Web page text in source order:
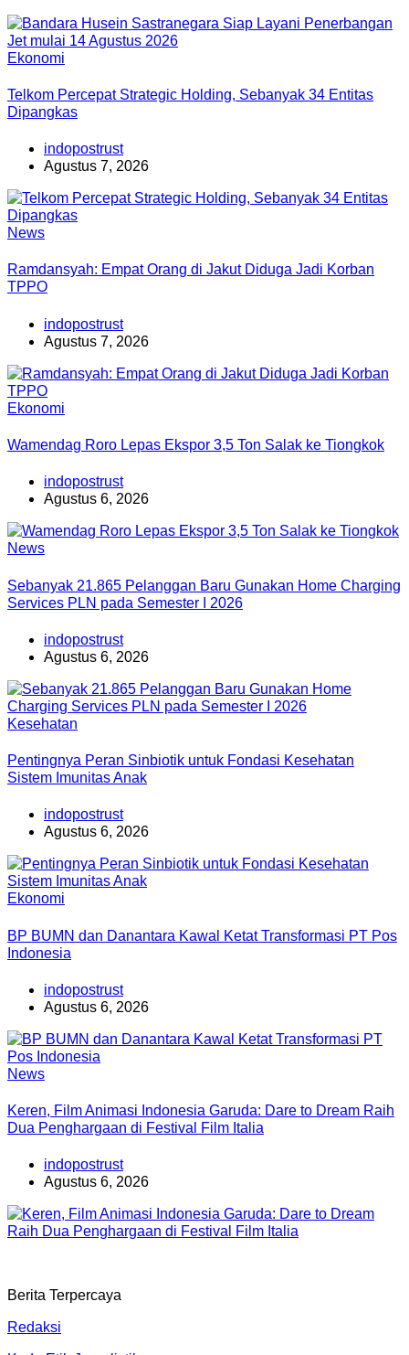
Ekonomi
Telkom Percepat Strategic Holding, Sebanyak 34 Entitas
Dipangkas
indopostrust
Agustus 7, 2026
News
Ramdansyah: Empat Orang di Jakut Diduga Jadi Korban
TPPO
indopostrust
Agustus 7, 2026
Ekonomi
Wamendag Roro Lepas Ekspor 3,5 Ton Salak ke Tiongkok
indopostrust
Agustus 6, 2026
News
Sebanyak 21.865 Pelanggan Baru Gunakan Home Charging
Services PLN pada Semester I 2026
indopostrust
Agustus 6, 2026
Kesehatan
Pentingnya Peran Sinbiotik untuk Fondasi Kesehatan
Sistem Imunitas Anak
indopostrust
Agustus 6, 2026
Ekonomi
BP BUMN dan Danantara Kawal Ketat Transformasi PT Pos
Indonesia
indopostrust
Agustus 6, 2026
News
Keren, Film Animasi Indonesia Garuda: Dare to Dream Raih
Dua Penghargaan di Festival Film Italia
indopostrust
Agustus 6, 2026
Berita Terpercaya
Redaksi